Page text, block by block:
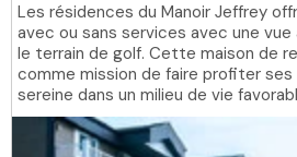
Les résidences du Manoir Jeffrey
avec ou sans services avec une
le terrain de golf. Cette maison de
comme mission de faire profiter
sereine dans un milieu de vie